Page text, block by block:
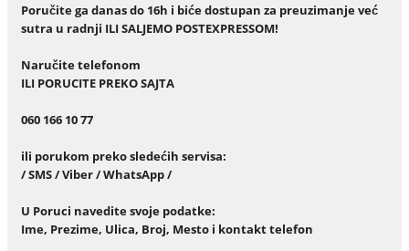
Poručite ga danas do 16h i biće dostupan za preuzimanje već
sutra u radnji ILI SALJEMO POSTEXPRESSOM!
Naručite telefonom
ILI PORUCITE PREKO SAJTA
060 166 10 77
ili porukom preko sledećih servisa:
/ SMS / Viber / WhatsApp /
U Poruci navedite svoje podatke:
Ime, Prezime, Ulica, Broj, Mesto i kontakt telefon